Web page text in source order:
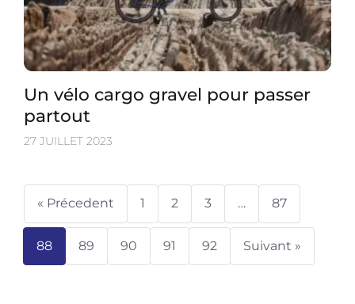
Un vélo cargo gravel pour passer
partout
27 JUILLET 2023
« Précedent 1 2 3 … 87
88 89 90 91 92 Suivant »